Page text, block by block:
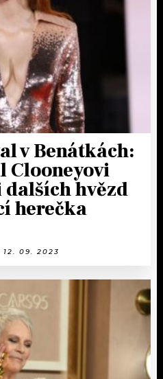
v Benátkách:
Clooneyovi
hvězd
herečka
12. 09. 2023